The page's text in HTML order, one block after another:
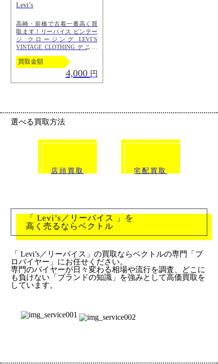
Levi’s
高崎・前橋で古着一番高く買
取ます！リーバイス ビンテー
ジ クロージング LEVI’S
VINTAGE CLOTHING デニム
ジーンズ LVC 復刻 1966’s 501
34 メンズ高崎駅前店
買取金額
4,000 円
選べる買取方法
店頭買取 宅配買取
「 Levi’s／リーバイス 」を
高く売るならベクトル
「 Levi’s／リーバイス」の買取ならベクトルの専門「プ
ロバイヤー」にお任せください。
専門のバイヤーが日々変わる相場や流行を調査、どこに
も負けない「ブランドの知識」を強みとして高価買取を
しています。